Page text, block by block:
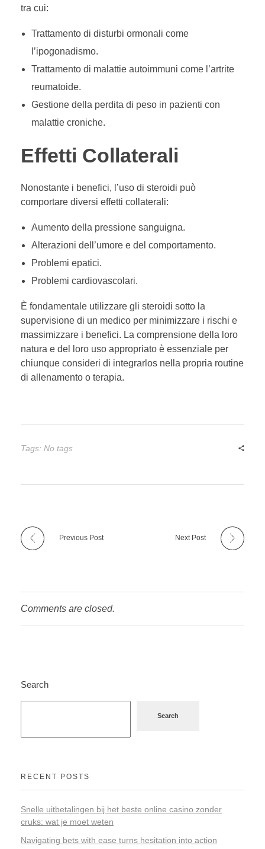
tra cui:
Trattamento di disturbi ormonali come
l’ipogonadismo.
Trattamento di malattie autoimmuni come l’artrite
reumatoide.
Gestione della perdita di peso in pazienti con
malattie croniche.
Effetti Collaterali
Nonostante i benefici, l’uso di steroidi può
comportare diversi effetti collaterali:
Aumento della pressione sanguigna.
Alterazioni dell’umore e del comportamento.
Problemi epatici.
Problemi cardiovascolari.
È fondamentale utilizzare gli steroidi sotto la
supervisione di un medico per minimizzare i rischi e
massimizzare i benefici. La comprensione della loro
natura e del loro uso appropriato è essenziale per
chiunque consideri di integrarlos nella propria routine
di allenamento o terapia.
Tags: No tags
Previous Post Next Post
Comments are closed.
Search
Search
RECENT POSTS
Snelle uitbetalingen bij het beste online casino zonder
cruks: wat je moet weten
Navigating bets with ease turns hesitation into action